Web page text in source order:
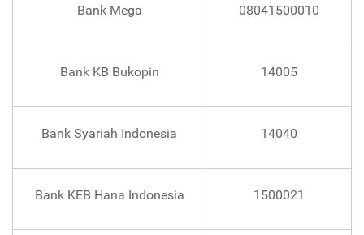
Bank Mega 08041500010
Bank KB Bukopin 14005
Bank Syariah Indonesia 14040
Bank KEB Hana Indonesia 1500021